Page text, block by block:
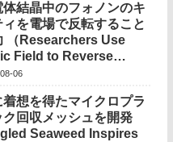
実現に向け量子もつれ粒
距離伝送に成功
Particles Transit
a Step Toward a
Network）
体結晶中のフォノンのキ
ィを電場で反転すること
（Researchers Use
Field to Reverse
Chirality in
06
着想を得たマイクロプラ
ク回収メッシュを開発
Seaweed Inspires